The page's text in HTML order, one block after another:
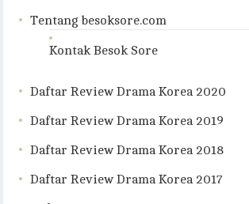
Tentang besoksore.com
Kontak Besok Sore
Daftar Review Drama Korea 2020
Daftar Review Drama Korea 2019
Daftar Review Drama Korea 2018
Daftar Review Drama Korea 2017